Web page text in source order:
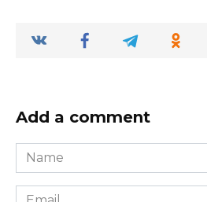
Add a comment
Name
*
Email